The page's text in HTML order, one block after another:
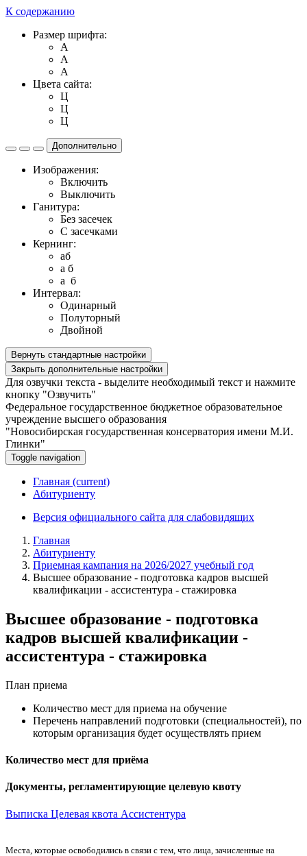
К содержанию
Размер шрифта:
A
A
A
Цвета сайта:
Ц
Ц
Ц
Дополнительно
Изображения:
Включить
Выключить
Ганитура:
Без засечек
С засечками
Кернинг:
aб
a б
a б
Интервал:
Одинарный
Полуторный
Двойной
Вернуть стандартные настройки
Закрыть дополнительные настройки
Для озвучки текста - выделите необходимый текст и нажмите
кнопку "Озвучить"
Федеральное государственное бюджетное образовательное
учреждение высшего образования
"Новосибирская государственная консерватория имени М.И.
Глинки"
Toggle navigation
Главная (current)
Абитуриенту
Версия официального сайта для слабовидящих
Главная
Абитуриенту
Приемная кампания на 2026/2027 учебный год
Высшее образование - подготовка кадров высшей
квалификации - ассистентура - стажировка
Высшее образование - подготовка
кадров высшей квалификации -
ассистентура - стажировка
План приема
Количество мест для приема на обучение
Перечень направлений подготовки (специальностей), по
которым организация будет осуществлять прием
Количество мест для приёма
Документы, регламентирующие целевую квоту
Выписка Целевая квота Ассистентура
Места, которые освободились в связи с тем, что лица, зачисленные на